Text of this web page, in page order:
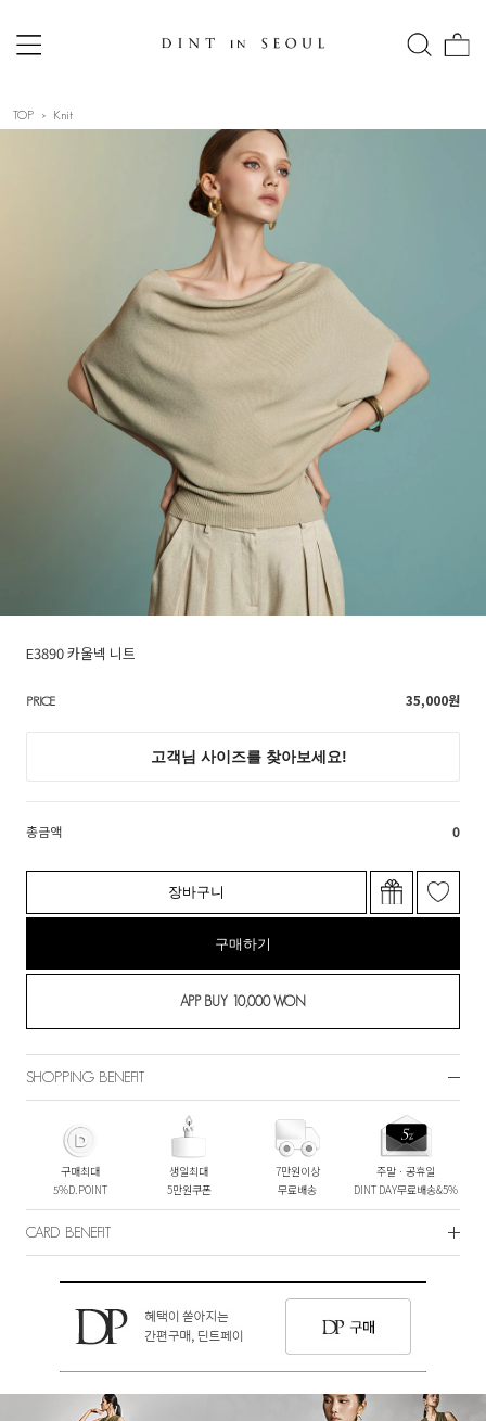
TOP Knit
E3890 카울넥 니트
PRICE 35,000원
총금액 0
장바구니
구매하기
SHOPPING BENEFIT
구매최대
5%D.POINT
생일최대
5만원쿠폰
7만원이상
무료배송
주말ㆍ공휴일
DINT DAY무료배송&5%
CARD BENEFIT